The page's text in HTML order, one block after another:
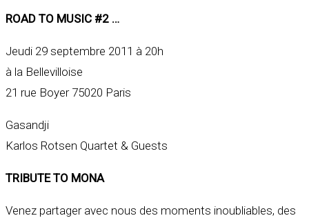
ROAD TO MUSIC #2 …
Jeudi 29 septembre 2011 à 20h
à la Bellevilloise
21 rue Boyer 75020 Paris
Gasandji
Karlos Rotsen Quartet & Guests
TRIBUTE TO MONA
Venez partager avec nous des moments inoubliables, des